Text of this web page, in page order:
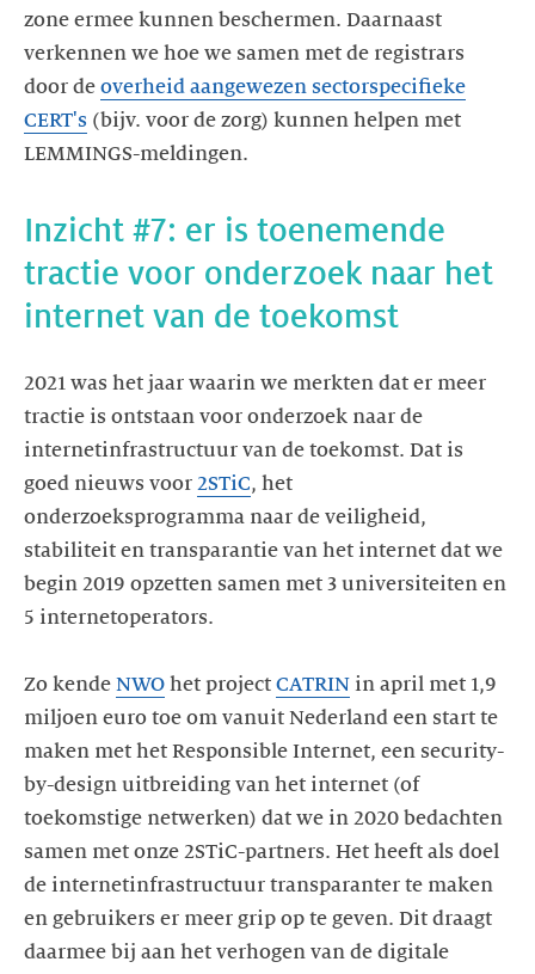
zone ermee kunnen beschermen. Daarnaast
verkennen we hoe we samen met de registrars
door de overheid aangewezen sectorspecifieke
CERT's (bijv. voor de zorg) kunnen helpen met
Inzicht #7: er is toenemende
tractie voor onderzoek naar het
internet van de toekomst
2021 was het jaar waarin we merkten dat er meer
tractie is ontstaan voor onderzoek naar de
internetinfrastructuur van de toekomst. Dat is
goed nieuws voor 2STiC, het
onderzoeksprogramma naar de veiligheid,
stabiliteit en transparantie van het internet dat we
begin 2019 opzetten samen met 3 universiteiten en
5 internetoperators.
Zo kende NWO het project CATRIN in april met 1,9
miljoen euro toe om vanuit Nederland een start te
maken met het Responsible Internet, een security-
by-design uitbreiding van het internet (of
toekomstige netwerken) dat we in 2020 bedachten
samen met onze 2STiC-partners. Het heeft als doel
de internetinfrastructuur transparanter te maken
en gebruikers er meer grip op te geven. Dit draagt
daarmee bij aan het verhogen van de digitale